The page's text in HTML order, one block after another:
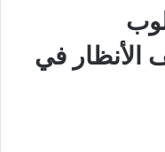
الأنظار في